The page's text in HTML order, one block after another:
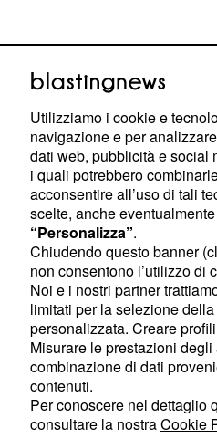
Lasciatelo macerare per
coprendolo con un
dal liquido di macerazione,
sistemate il carrè in una
cospargetelo con aglio,
tritati. Irroratelo con olio extra
in forno preriscaldato a 180°
controllando di tanto in tanto
carne con il vino bianco.
Utilizziamo i cookie e
navigazione e per
dati web, pubblicità e social
i quali potrebbero
acconsentire all’uso di tali
scelte, anche
“Personalizza”.
Chiudendo questo banner
non consentono l’utilizzo di
Noi e i nostri partner
limitati per la selezione
personalizzata. Creare
Misurare le prestazioni
combinazione di dati
contenuti.
Per conoscere nel dettaglio
consultare la nostraCookie